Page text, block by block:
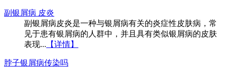
副银屑病 皮炎
副银屑病皮炎是一种与银屑病有关的炎症性皮肤病，常
见于患有银屑病的人群中，并且具有类似银屑病的皮肤
表现... 【详情】
脖子银屑病传染吗